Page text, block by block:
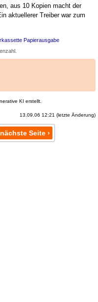
aus 10 Kopien macht der
aktuellerer Treiber war zum
KI erstellt.
13.09.06 12:21 (letzte Änderung)
nächste Seite ›